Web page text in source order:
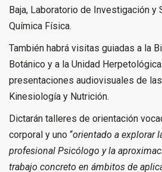
Baja, Laboratorio de Investigación y
Química Física.
También habrá visitas guiadas a la
Botánico y a la Unidad
presentaciones audiovisuales de
Kinesiología y Nutrición.
Dictarán talleres de orientación
corporal y uno “orientado a explorar
profesional Psicólogo y la
trabajo concreto en ámbitos de